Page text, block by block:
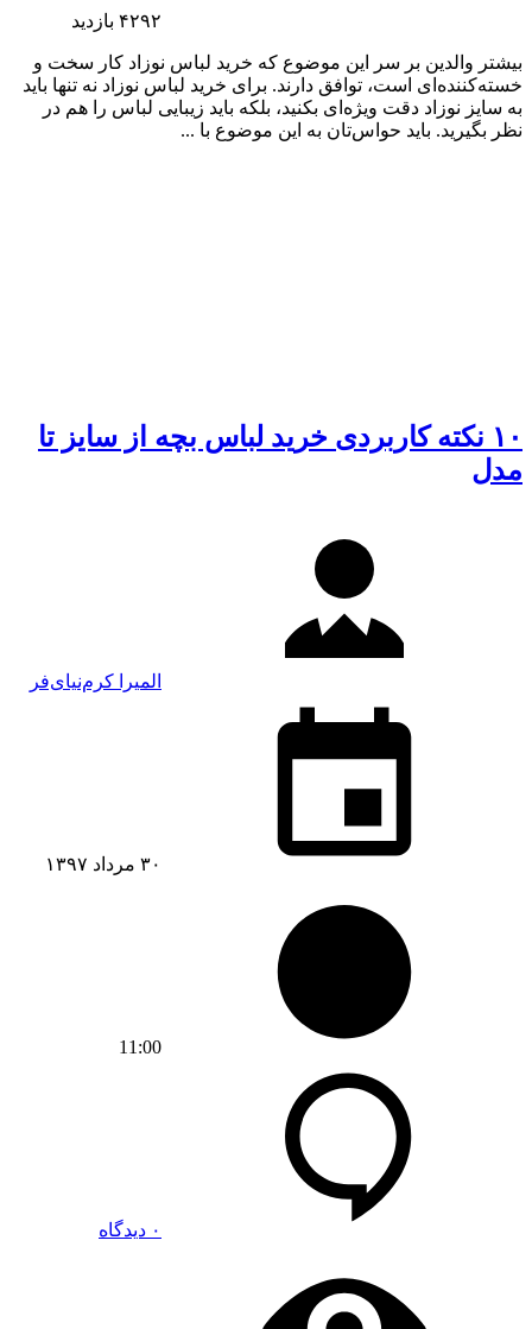
۴۲۹۲ بازدید
بیشتر والدین بر سر این موضوع که خرید لباس نوزاد کار سخت و
خسته‌کننده‌ای است، توافق دارند. برای خرید لباس نوزاد نه تنها باید
به سایز نوزاد دقت ویژه‌ای بکنید، بلکه باید زیبایی لباس را هم در
نظر بگیرید‌. باید حواس‌تان به این موضوع با ...
۱۰ نکته کاربردی خرید لباس بچه از سایز تا
مدل
المیرا کرم‌نیای‌فر
۳۰ مرداد ۱۳۹۷
11:00
۰ دیدگاه